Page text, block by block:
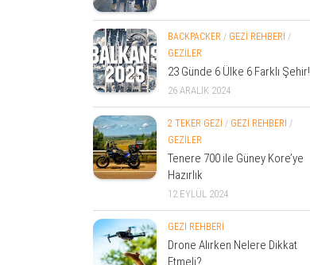
BACKPACKER / GEZİ REHBERİ /
GEZİLER
23 Günde 6 Ülke 6 Farklı Şehir!
26 ARALIK 2024
2 TEKER GEZİ / GEZİ REHBERİ /
GEZİLER
Tenere 700 ile Güney Kore’ye
Hazırlık
12 EYLÜL 2024
GEZİ REHBERİ
Drone Alırken Nelere Dikkat
Etmeli?